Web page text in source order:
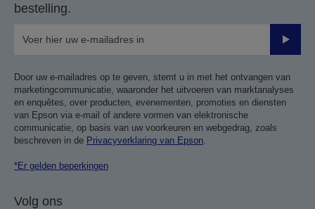
bestelling.
Door uw e-mailadres op te geven, stemt u in met het ontvangen van
marketingcommunicatie, waaronder het uitvoeren van marktanalyses
en enquêtes, over producten, evenementen, promoties en diensten
van Epson via e-mail of andere vormen van elektronische
communicatie, op basis van uw voorkeuren en webgedrag, zoals
beschreven in de Privacyverklaring van Epson
*Er gelden beperkingen
Volg ons